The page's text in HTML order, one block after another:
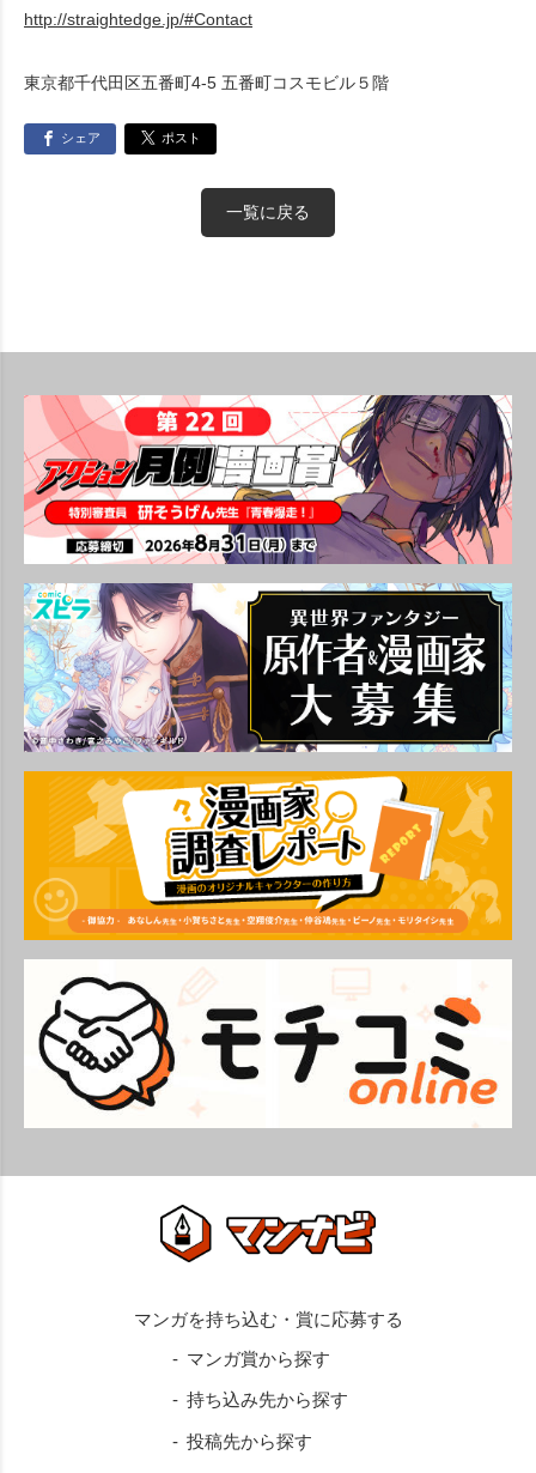
http://straightedge.jp/#Contact
東京都千代田区五番町4-5 五番町コスモビル５階
シェア ポスト
一覧に戻る
マンガ賞から探す
持ち込み先から探す
投稿先から探す